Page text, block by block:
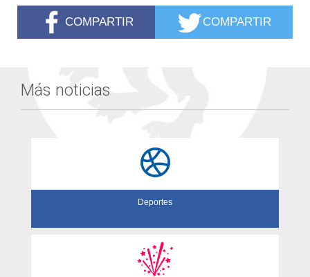
COMPARTIR COMPARTIR
Más noticias
Deportes